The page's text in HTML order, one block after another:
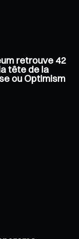
retrouve 42
tête de la
ou Optimism